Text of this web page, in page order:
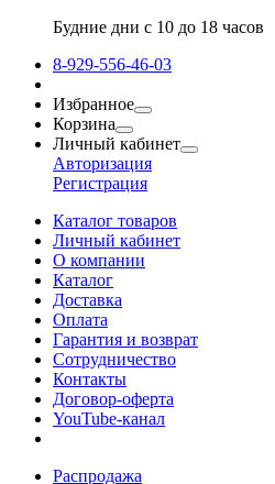
Будние дни с 10 до 18 часов
8-929-556-46-03
Избранное
Корзина
Личный кабинет
Авторизация
Регистрация
Каталог товаров
Личный кабинет
О компании
Каталог
Доставка
Оплата
Гарантия и возврат
Сотрудничество
Контакты
Договор-оферта
YouTube-канал
Распродажа